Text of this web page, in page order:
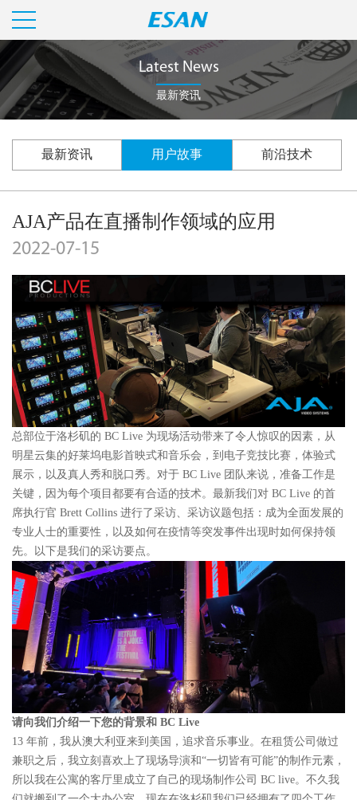
Latest News
最新资讯
最新资讯 用户故事 前沿技术
AJA产品在直播制作领域的应用
2022-07-15
总部位于洛杉矶的 BC Live 为现场活动带来了令人惊叹的因素，从
明星云集的好莱坞电影首映式和音乐会，到电子竞技比赛，体验式
展示，以及真人秀和脱口秀。对于 BC Live 团队来说，准备工作是
关键，因为每个项目都要有合适的技术。最新我们对 BC Live 的首
席执行官 Brett Collins 进行了采访、采访议题包括：成为全面发展的
专业人士的重要性，以及如何在疫情等突发事件出现时如何保持领
先。以下是我们的采访要点。
请向我们介绍一下您的背景和 BC Live
13 年前，我从澳大利亚来到美国，追求音乐事业。在租赁公司做过
兼职之后，我立刻喜欢上了现场导演和“一切皆有可能”的制作元素，
所以我在公寓的客厅里成立了自己的现场制作公司 BC live。不久我